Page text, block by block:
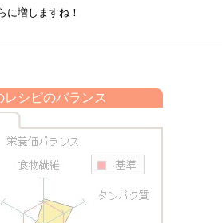
に増しますね！
レシピのバランス